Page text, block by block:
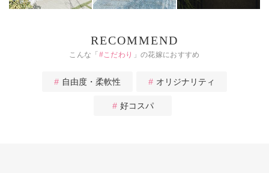
RECOMMEND
こんな「#こだわり 」の花嫁におすすめ
自由度・柔軟性 オリジナリティ
好コスパ